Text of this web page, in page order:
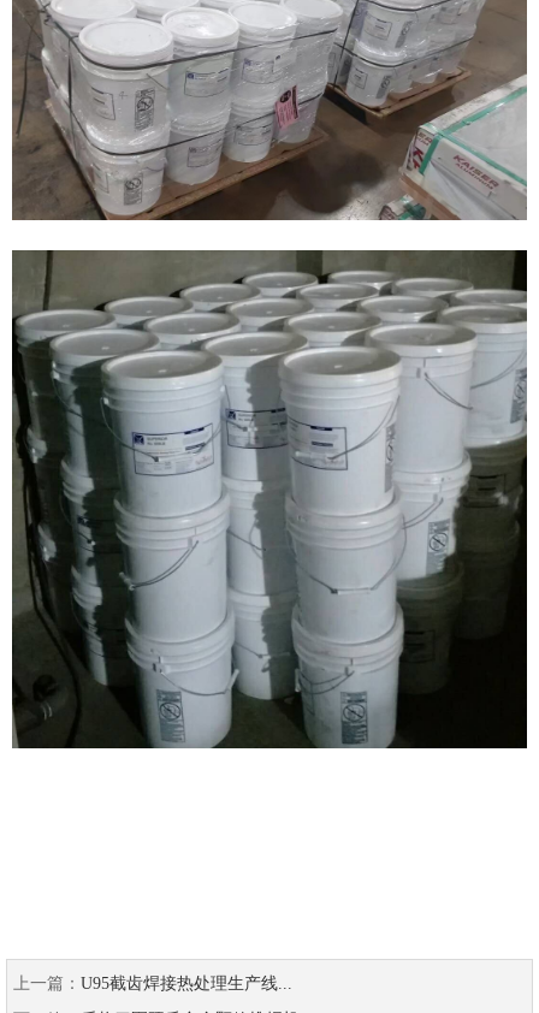
上一篇： U95截齿焊接热处理生产线...